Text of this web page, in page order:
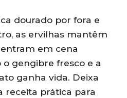
dourado por fora e
as ervilhas mantêm
em cena
gengibre fresco e a
ganha vida. Deixa
receita prática para